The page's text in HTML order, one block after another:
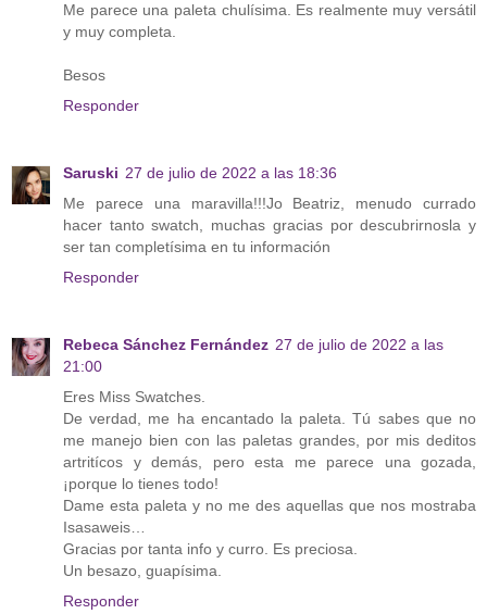
Me parece una paleta chulísima. Es realmente muy versátil
y muy completa.
Besos
Responder
Saruski 27 de julio de 2022 a las 18:36
Me parece una maravilla!!!Jo Beatriz, menudo currado
hacer tanto swatch, muchas gracias por descubrirnosla y
ser tan completísima en tu información
Responder
Rebeca Sánchez Fernández 27 de julio de 2022 a las
21:00
Eres Miss Swatches.
De verdad, me ha encantado la paleta. Tú sabes que no
me manejo bien con las paletas grandes, por mis deditos
artritícos y demás, pero esta me parece una gozada,
¡porque lo tienes todo!
Dame esta paleta y no me des aquellas que nos mostraba
Isasaweis…
Gracias por tanta info y curro. Es preciosa.
Un besazo, guapísima.
Responder